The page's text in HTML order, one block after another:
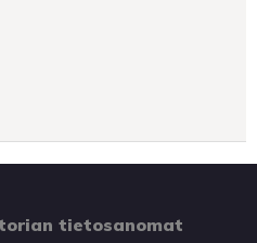
tietosanomat